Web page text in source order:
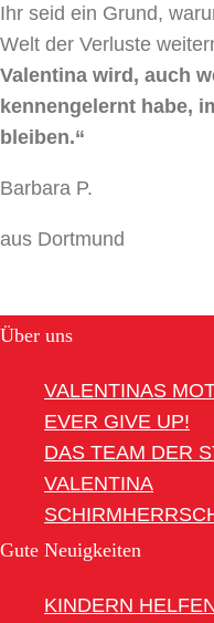
Ihr seid ein Grund,
Welt der Verluste
Valentina wird, auch
kennengelernt habe,
bleiben.“
Barbara P.
aus Dortmund
Über uns
VALENTINAS
EVER GIVE UP!
DAS TEAM DER
VALENTINA
Gute Neuigkeiten
KINDERN